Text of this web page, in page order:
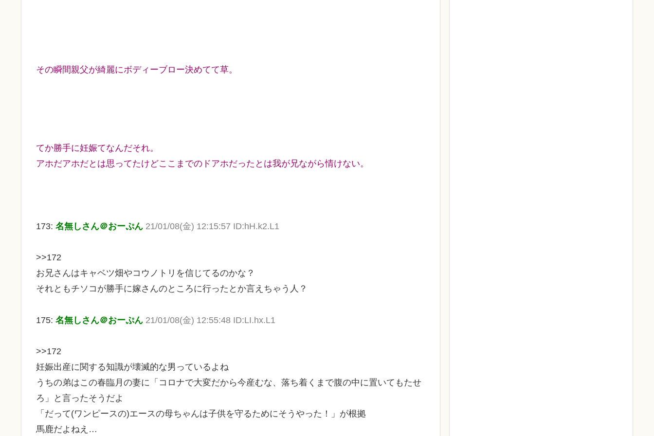
その瞬間親父が綺麗にボディーブロー決めてて草。
てか勝手に妊娠てなんだそれ。
アホだアホだとは思ってたけどここまでのドアホだったとは我が兄ながら情けない。
173: 名無しさん＠おーぷん 21/01/08(金) 12:15:57 ID:hH.k2.L1
>>172
お兄さんはキャベツ畑やコウノトリを信じてるのかな？
それともチソコが勝手に嫁さんのところに行ったとか言えちゃう人？
175: 名無しさん＠おーぷん 21/01/08(金) 12:55:48 ID:LI.hx.L1
>>172
妊娠出産に関する知識が壊滅的な男っているよね
うちの弟はこの春臨月の妻に「コロナで大変だから今産むな、落ち着くまで腹の中に置いてもたせ
ろ」と言ったそうだよ
「だって(ワンピースの)エースの母ちゃんは子供を守るためにそうやった！」が根拠
馬鹿だよねえ…